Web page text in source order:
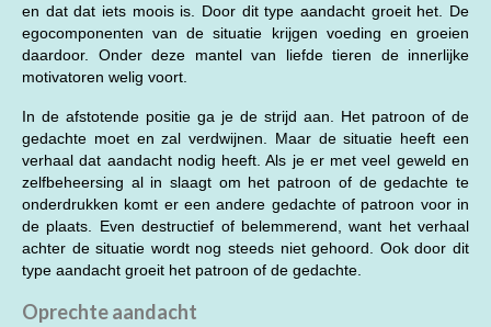
en dat dat iets moois is. Door dit type aandacht groeit het. De
egocomponenten van de situatie krijgen voeding en groeien
daardoor. Onder deze mantel van liefde tieren de innerlijke
motivatoren welig voort.
In de afstotende positie ga je de strijd aan. Het patroon of de
gedachte moet en zal verdwijnen. Maar de situatie heeft een
verhaal dat aandacht nodig heeft. Als je er met veel geweld en
zelfbeheersing al in slaagt om het patroon of de gedachte te
onderdrukken komt er een andere gedachte of patroon voor in
de plaats. Even destructief of belemmerend, want het verhaal
achter de situatie wordt nog steeds niet gehoord. Ook door dit
type aandacht groeit het patroon of de gedachte.
Oprechte aandacht